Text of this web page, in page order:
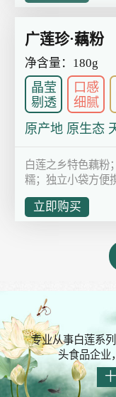
广莲珍·藕粉
净含量：180g
晶莹
剔透
口感
细腻
原产地 原生态
白莲之乡特色藕粉
糯；独立小袋方便
立即购买
专业从事白莲系
头食品企业